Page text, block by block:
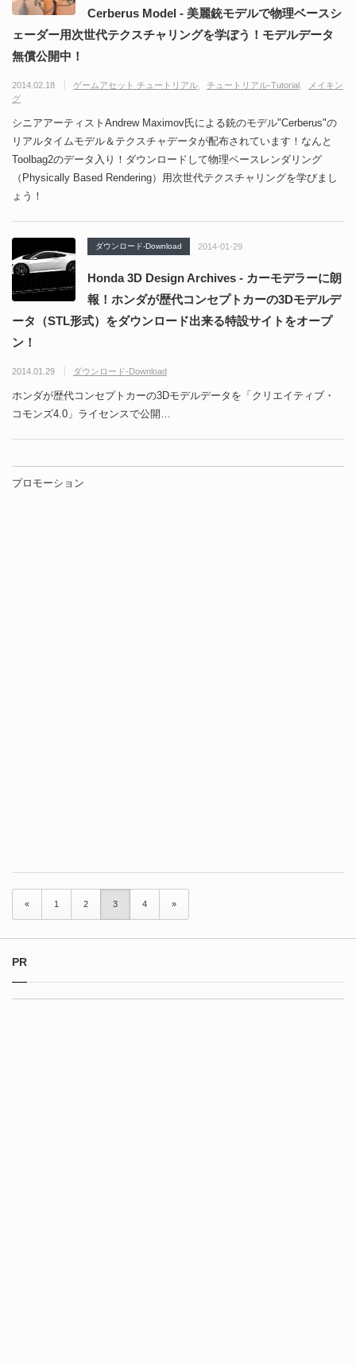
Cerberus Model - 美麗銃モデルで物理ベースシ
ェーダー用次世代テクスチャリングを学ぼう！モデルデータ
無償公開中！
2014.02.18 ゲームアセット チュートリアル チュートリアル-Tutorial
メイキン
グ
シニアアーティストAndrew Maximov氏による銃のモデル"Cerberus"の
リアルタイムモデル＆テクスチャデータが配布されています！なんと
Toolbag2のデータ入り！ダウンロードして物理ベースレンダリング
（Physically Based Rendering）用次世代テクスチャリングを学びまし
ょう！
ダウンロード-Download 2014-01-29
Honda 3D Design Archives - カーモデラーに朗
報！ホンダが歴代コンセプトカーの3Dモデルデ
ータ（STL形式）をダウンロード出来る特設サイトをオープ
ン！
2014.01.29 ダウンロード-Download
ホンダが歴代コンセプトカーの3Dモデルデータを「クリエイティブ・
コモンズ4.0」ライセンスで公開…
プロモーション
« 1 2 3 4 »
PR